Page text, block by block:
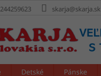
skarja@skarja.sk
Detské Pánske